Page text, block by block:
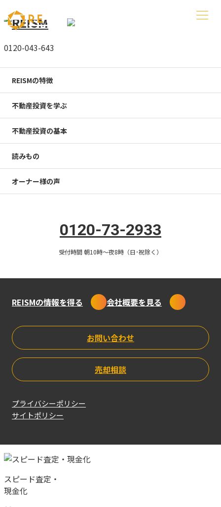
REISMの特徴
不動産投資を学ぶ
不動産投資の基本
読みもの
オーナー様の声
0120-73-2933
受付時間 朝10時〜夜8時（日･祝除く）
REISMの情報を得る 会社概要を見る
お問い合わせ
売却相談
プライバシーポリシー
サイトポリシー
0120-043-643
受付時間 朝10時~夜7時(水曜除く)
東京の築古ワンルームを
高く売るなら
今すぐ
簡単査定
高価買取強化しております
対応エリアはこちら
物件のエリア
査定してみる
REISMに売却する4つのメリット
高額の買取価格
スピード査定・
現金化